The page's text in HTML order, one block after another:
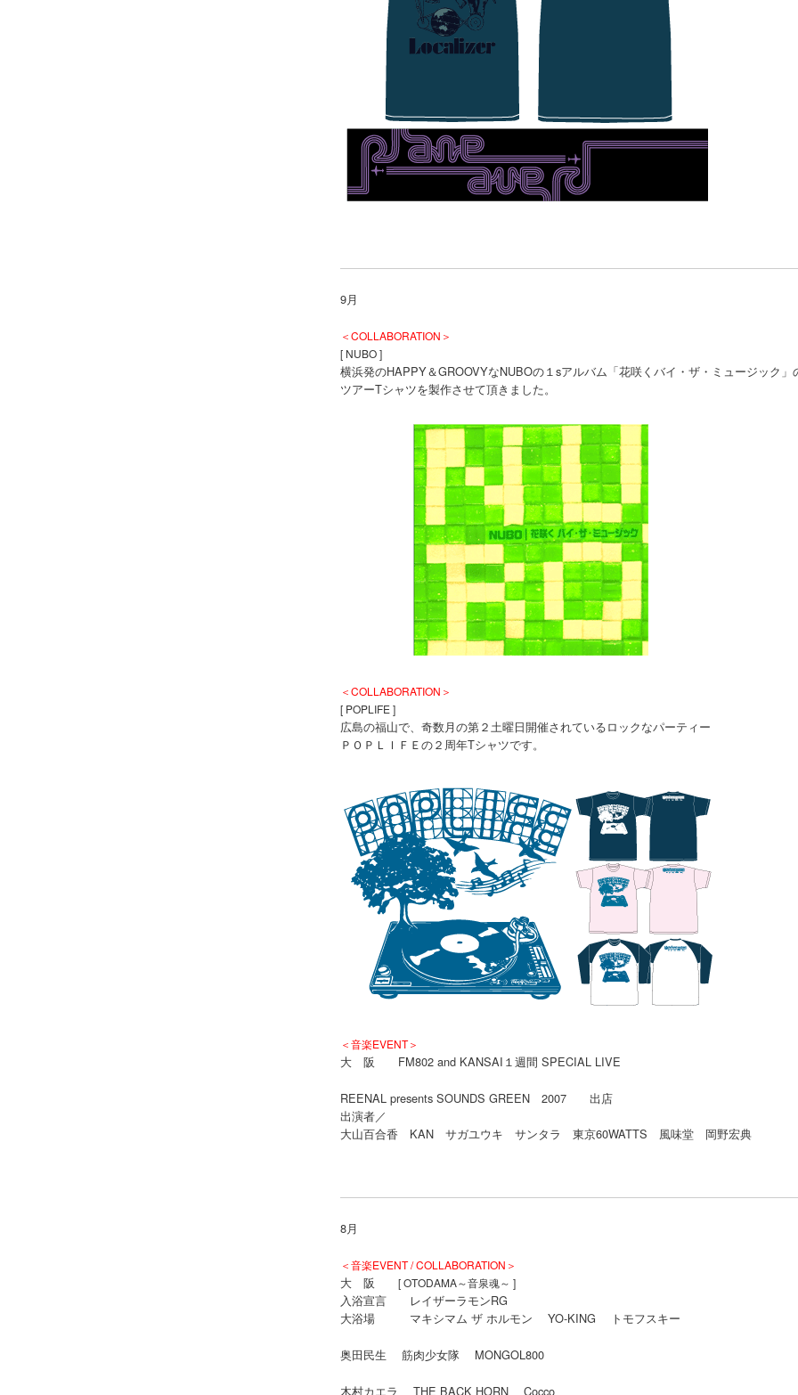
9月
＜COLLABORATION＞
[ NUBO ]
横浜発のHAPPY＆GROOVYなNUBOの１sアルバム「花咲くバイ・ザ・ミュージック」
ツアーTシャツを製作させて頂きました。
＜COLLABORATION＞
[ POPLIFE ]
広島の福山で、奇数月の第２土曜日開催されているロックなパーティー
ＰＯＰＬＩＦＥの２周年Tシャツです。
＜音楽EVENT＞
大 阪 FM802 and KANSAI１週間 SPECIAL LIVE
REENAL presents SOUNDS GREEN 2007 出店
出演者／
大山百合香 KAN サガユウキ サンタラ 東京60WATTS 風味堂 岡野宏典
8月
＜音楽EVENT / COLLABORATION＞
大 阪 [ OTODAMA～音泉魂～ ]
入浴宣言 レイザーラモンRG
大浴場 マキシマム ザ ホルモン YO-KING トモフスキー
奥田民生 筋肉少女隊 MONGOL800
木村カエラ THE BACK HORN Cocco